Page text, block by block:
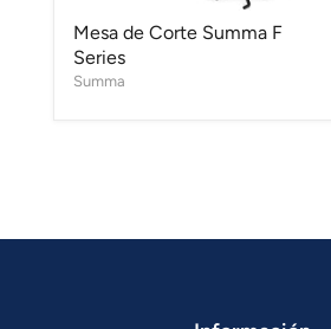
Mesa de Corte Summa F
Series
Summa